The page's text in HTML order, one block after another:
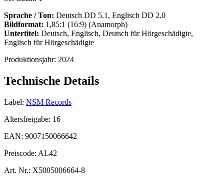
Sprache / Ton: Deutsch DD 5.1, Englisch DD 2.0
Bildformat: 1,85:1 (16:9) (Anamorph)
Untertitel: Deutsch, Englisch, Deutsch für Hörgeschädigte,
Englisch für Hörgeschädigte
Produktionsjahr: 2024
Technische Details
Label: NSM Records
Altersfreigabe: 16
EAN: 9007150066642
Preiscode: AL42
Art. Nr.: X5005006664-8